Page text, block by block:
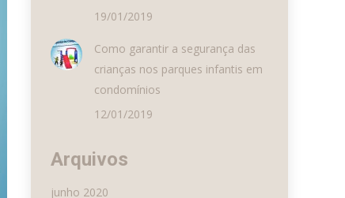
19/01/2019
Como garantir a segurança das
crianças nos parques infantis em
condomínios
12/01/2019
Arquivos
junho 2020